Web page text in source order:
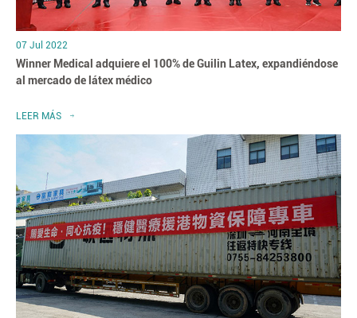
07 Jul 2022
Winner Medical adquiere el 100% de Guilin Latex, expandiéndose
al mercado de látex médico
LEER MÁS